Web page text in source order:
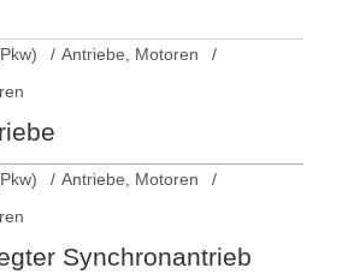
Antriebe, Motoren
Antriebe, Motoren
Synchronantrieb